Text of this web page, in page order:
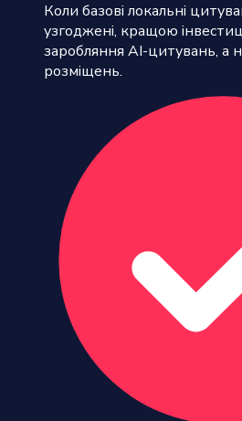
Коли базові локальні
узгоджені, кращою
заробляння AI-цитувань, а
розміщень.